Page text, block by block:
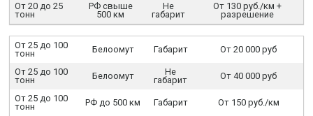
От 20 до 25
тонн
РФ свыше
500 км
Не
габарит
От 130 руб./км +
разрешение
От 25 до 100
тонн
Белоомут Габарит От 20 000 руб
От 25 до 100
тонн
Белоомут
Не
габарит
От 40 000 руб
От 25 до 100
тонн
РФ до 500 км Габарит От 150 руб./км